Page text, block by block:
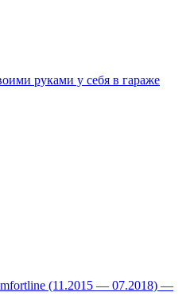
руками у себя в гараже
(11.2015 — 07.2018) —